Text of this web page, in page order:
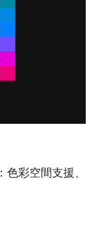
彩空間支援、